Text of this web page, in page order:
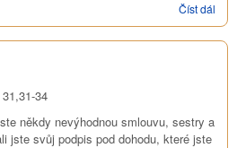
Číst dál
34
někdy nevýhodnou smlouvu, sestry a
jste svůj podpis pod dohodu, které jste